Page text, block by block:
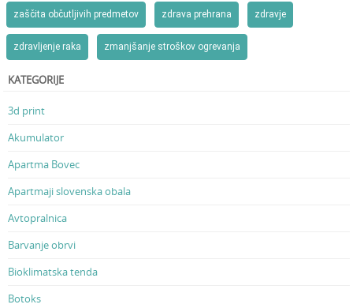
zaščita občutljivih predmetov zdrava prehrana zdravje
zdravljenje raka zmanjšanje stroškov ogrevanja
KATEGORIJE
3d print
Akumulator
Apartma Bovec
Apartmaji slovenska obala
Avtopralnica
Barvanje obrvi
Bioklimatska tenda
Botoks